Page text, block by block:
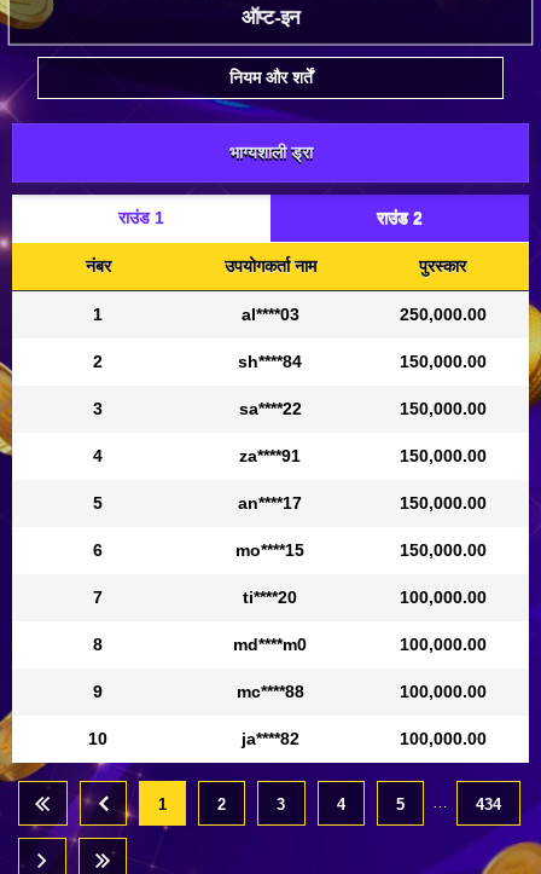
ऑप्ट-इन
नियम और शर्तें
भाग्यशाली ड्रा
राउंड 1 राउंड 2
नंबर उपयोगकर्ता नाम पुरस्कार
1 al****03 250,000.00
2 sh****84 150,000.00
3 sa****22 150,000.00
4 za****91 150,000.00
5 an****17 150,000.00
6 mo****15 150,000.00
7 ti****20 100,000.00
8 md****m0 100,000.00
9 mc****88 100,000.00
10 ja****82 100,000.00
1 2 3 4 5 434